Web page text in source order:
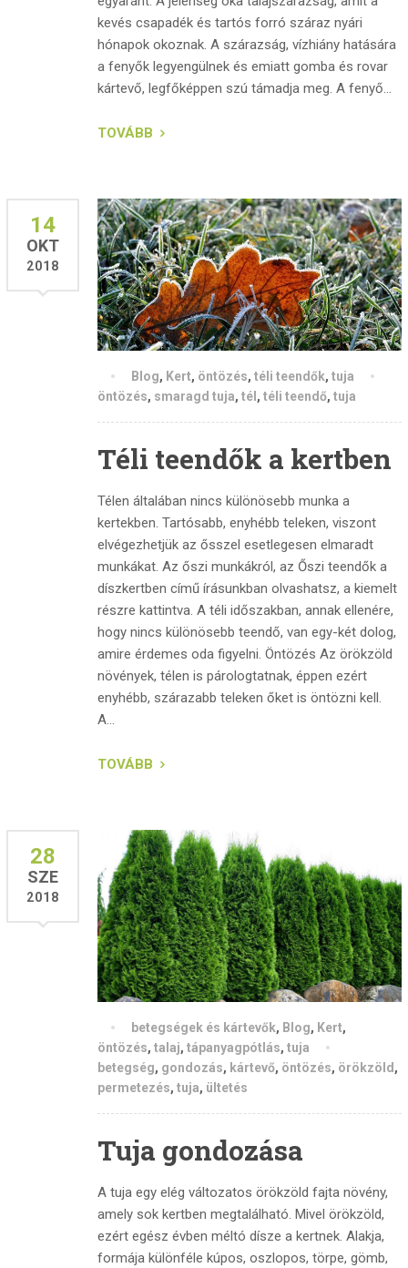
kevés csapadék és tartós forró száraz nyári
hónapok okoznak. A szárazság, vízhiány hatására
a fenyők legyengülnek és emiatt gomba és rovar
kártevő, legfőképpen szú támadja meg. A fenyő...
TOVÁBB
14
OKT
2018
Blog, Kert, öntözés, téli teendők, tuja
öntözés, smaragd tuja, tél , téli teendő, tuja
Téli teendők a kertben
Télen általában nincs különösebb munka a
kertekben. Tartósabb, enyhébb teleken, viszont
elvégezhetjük az ősszel esetlegesen elmaradt
munkákat. Az őszi munkákról, az Őszi teendők a
díszkertben című írásunkban olvashatsz, a kiemelt
részre kattintva. A téli időszakban, annak ellenére,
hogy nincs különösebb teendő, van egy-két dolog,
amire érdemes oda figyelni. Öntözés Az örökzöld
növények, télen is párologtatnak, éppen ezért
enyhébb, szárazabb teleken őket is öntözni kell.
A...
TOVÁBB
28
SZE
2018
betegségek és kártevők, Blog, Kert,
öntözés, talaj, tápanyagpótlás, tuja
betegség, gondozás, kártevő, öntözés, örökzöld ,
permetezés, tuja, ültetés
Tuja gondozása
A tuja egy elég változatos örökzöld fajta növény,
amely sok kertben megtalálható. Mivel örökzöld,
ezért egész évben méltó dísze a kertnek. Alakja,
formája különféle kúpos, oszlopos, törpe, gömb,